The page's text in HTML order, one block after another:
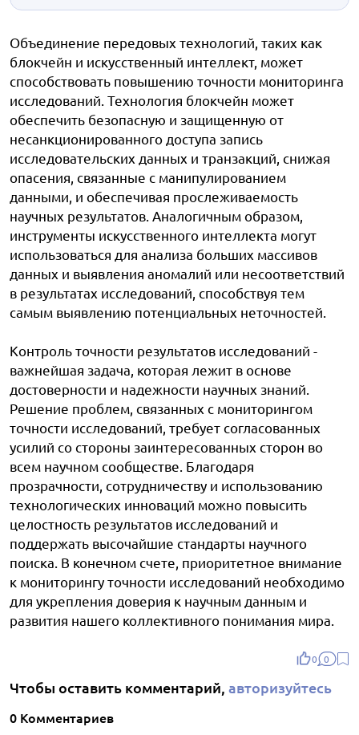
Объединение передовых технологий, таких как
блокчейн и искусственный интеллект, может
способствовать повышению точности мониторинга
исследований. Технология блокчейн может
обеспечить безопасную и защищенную от
несанкционированного доступа запись
исследовательских данных и транзакций, снижая
опасения, связанные с манипулированием
данными, и обеспечивая прослеживаемость
научных результатов. Аналогичным образом,
инструменты искусственного интеллекта могут
использоваться для анализа больших массивов
данных и выявления аномалий или несоответствий
в результатах исследований, способствуя тем
самым выявлению потенциальных неточностей.
Контроль точности результатов исследований -
важнейшая задача, которая лежит в основе
достоверности и надежности научных знаний.
Решение проблем, связанных с мониторингом
точности исследований, требует согласованных
усилий со стороны заинтересованных сторон во
всем научном сообществе. Благодаря
прозрачности, сотрудничеству и использованию
технологических инноваций можно повысить
целостность результатов исследований и
поддержать высочайшие стандарты научного
поиска. В конечном счете, приоритетное внимание
к мониторингу точности исследований необходимо
для укрепления доверия к научным данным и
развития нашего коллективного понимания мира.
0 0
Чтобы оставить комментарий, авторизуйтесь
0 Комментариев